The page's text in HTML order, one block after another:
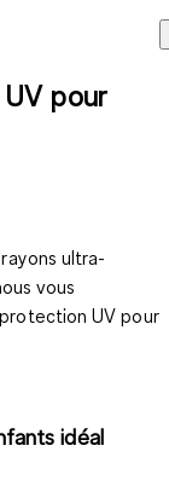
pour
ultra-
vous
UV pour
idéal